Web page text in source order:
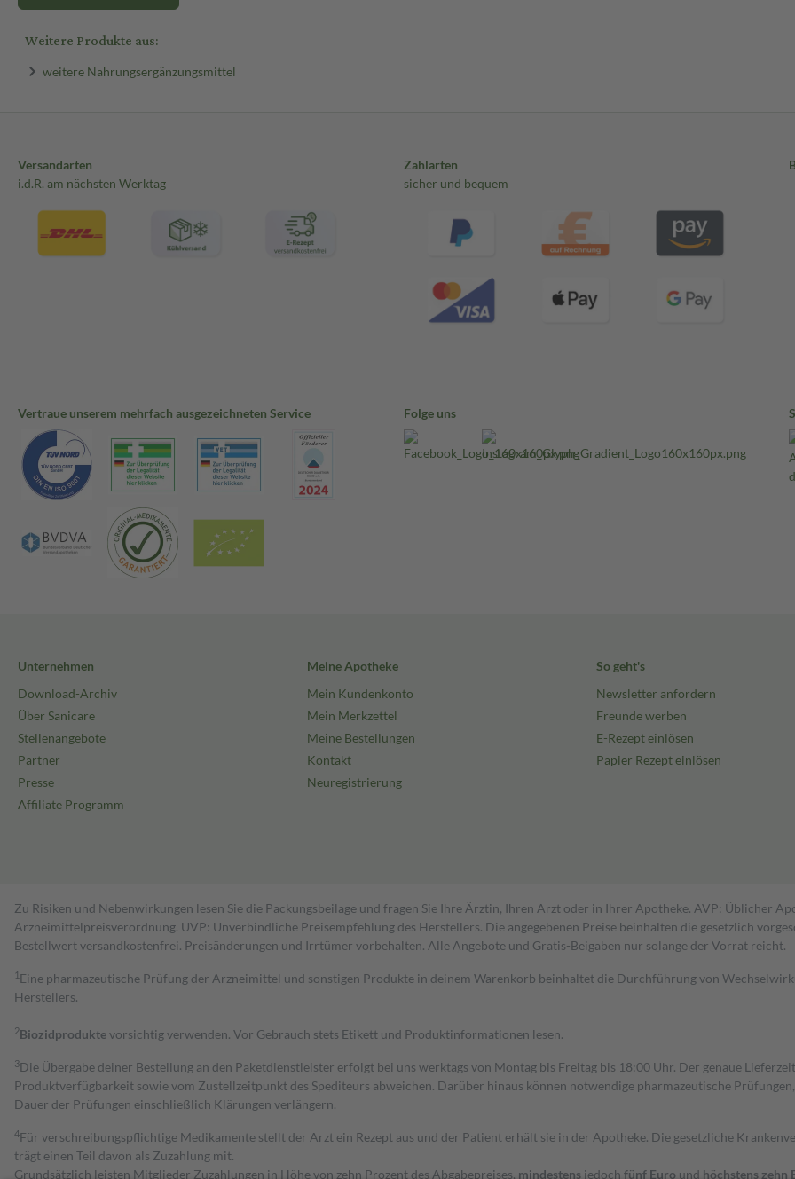
Weitere Produkte aus:
weitere Nahrungsergänzungsmittel
Versandarten
i.d.R. am nächsten Werktag
Zahlarten
sicher und bequem
Vertraue unserem mehrfach ausgezeichneten Service Folge uns
Unternehmen
Download-Archiv
Über Sanicare
Stellenangebote
Partner
Presse
Affiliate Programm
Meine Apotheke
Mein Kundenkonto
Mein Merkzettel
Meine Bestellungen
Kontakt
Neuregistrierung
So geht's
Newsletter anfordern
Freunde werben
E-Rezept einlösen
Papier Rezept einlösen
Zu Risiken und Nebenwirkungen lesen Sie die Packungsbeilage und fragen Sie Ihre Ärztin, Ihren Arzt oder in Ihrer Apotheke. AVP: Üblicher
Arzneimittelpreisverordnung. UVP: Unverbindliche Preisempfehlung des Herstellers. Die angegebenen Preise beinhalten die gesetzlich
Bestell­wert versand­kosten­frei. Preisänderungen und Irrtümer vorbehalten. Alle Angebote und Gratis-Beigaben nur solange der Vorrat reicht.
1 Eine pharmazeutische Prüfung der Arzneimittel und sonstigen Produkte in deinem Warenkorb beinhaltet die Durchführung von
Herstellers.
2Biozidproduktevorsichtig verwenden. Vor Gebrauch stets Etikett und Produktinformationen lesen.
3Die Übergabe deiner Bestellung an den Paketdienstleister erfolgt bei uns werktags von Montag bis Freitag bis 18:00 Uhr. Der genaue
Produktverfügbarkeit sowie vom Zustellzeitpunkt des Spediteurs abweichen. Darüber hinaus können notwendige pharmazeutische
Dauer der Prüfungen einschließlich Klärungen verlängern.
4Für verschreibungspflichtige Medikamente stellt der Arzt ein Rezept aus und der Patient erhält sie in der Apotheke. Die gesetzliche
trägt einen Teil davon als Zuzahlung mit.
Grundsätzlich leisten Mitglieder Zuzahlungen in Höhe von zehn Prozent des Abgabepreises, mindestens jedoch fünf Euro und höchstens zehn